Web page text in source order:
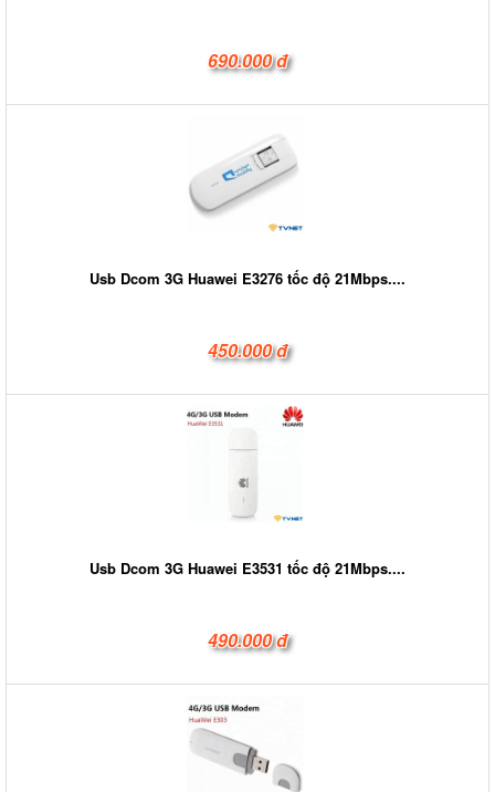
690.000 đ
Usb Dcom 3G Huawei E3276 tốc độ 21Mbps....
450.000 đ
Usb Dcom 3G Huawei E3531 tốc độ 21Mbps....
490.000 đ